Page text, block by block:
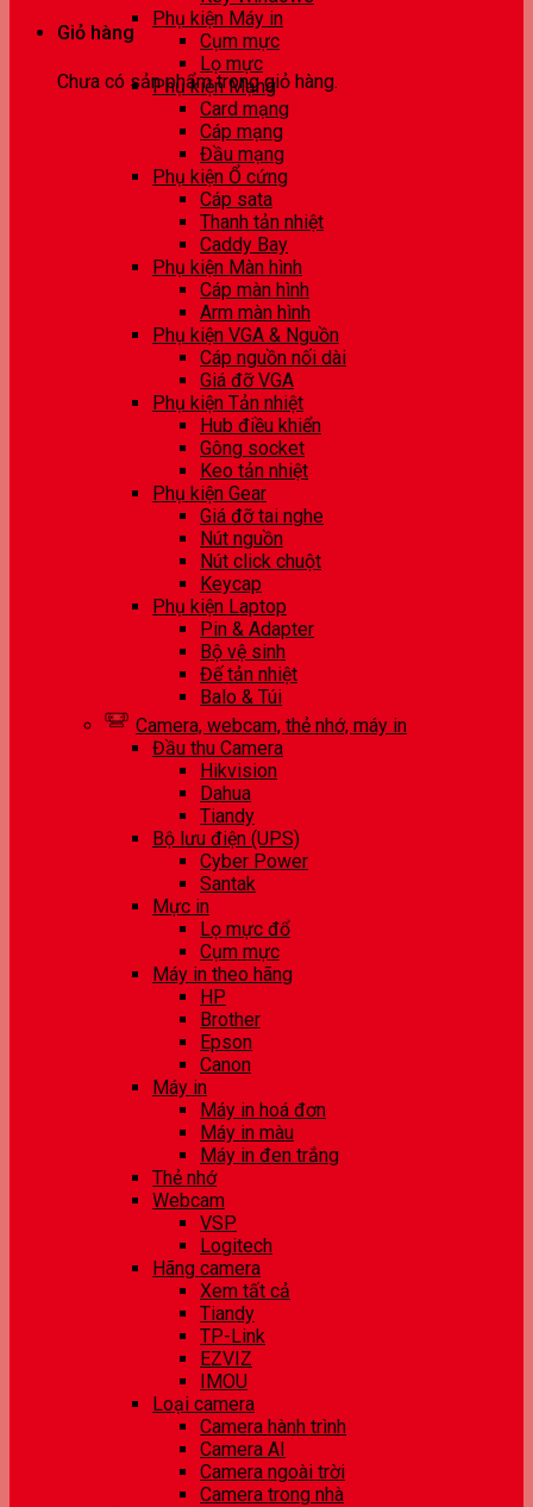
Giỏ hàng
Chưa có sản phẩm trong giỏ hàng.
Phụ kiện Máy in
Cụm mực
Lọ mực
Phụ kiện Mạng
Card mạng
Cáp mạng
Đầu mạng
Phụ kiện Ổ cứng
Cáp sata
Thanh tản nhiệt
Caddy Bay
Phụ kiện Màn hình
Cáp màn hình
Arm màn hình
Phụ kiện VGA & Nguồn
Cáp nguồn nối dài
Giá đỡ VGA
Phụ kiện Tản nhiệt
Hub điều khiển
Gông socket
Keo tản nhiệt
Phụ kiện Gear
Giá đỡ tai nghe
Nút nguồn
Nút click chuột
Keycap
Phụ kiện Laptop
Pin & Adapter
Bộ vệ sinh
Đế tản nhiệt
Balo & Túi
Camera, webcam, thẻ nhớ, máy in
Đầu thu Camera
Hikvision
Dahua
Tiandy
Bộ lưu điện (UPS)
Cyber Power
Santak
Mực in
Lọ mực đổ
Cụm mực
Máy in theo hãng
HP
Brother
Epson
Canon
Máy in
Máy in hoá đơn
Máy in màu
Máy in đen trắng
Thẻ nhớ
Webcam
VSP
Logitech
Hãng camera
Xem tất cả
Tiandy
TP-Link
EZVIZ
IMOU
Loại camera
Camera hành trình
Camera AI
Camera ngoài trời
Camera trong nhà